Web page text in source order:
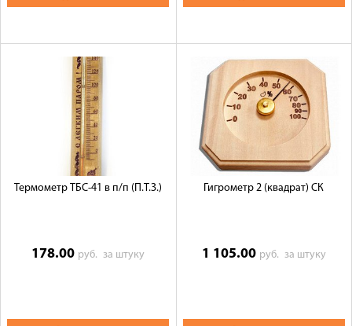
Термометр ТБС-41 в п/п (П.Т.З.)
178.00 руб.за штуку
Гигрометр 2 (квадрат) СК
1 105.00 руб. за штуку